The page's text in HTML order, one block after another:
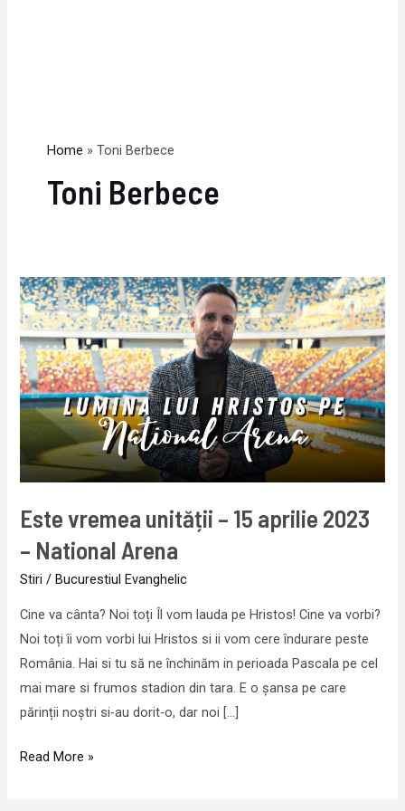
Home Toni Berbece
Toni Berbece
Este vremea unității – 15 aprilie 2023
– National Arena
Stiri / Bucurestiul Evanghelic
Cine va cânta? Noi toți Îl vom lauda pe Hristos! Cine va vorbi?
Noi toți îi vom vorbi lui Hristos si ii vom cere îndurare peste
România. Hai si tu să ne închinăm in perioada Pascala pe cel
mai mare si frumos stadion din tara. E o șansa pe care
părinții noștri si-au dorit-o, dar noi […]
Este
vremea
unității
–
15
aprilie
2023
National
Arena
Read More »